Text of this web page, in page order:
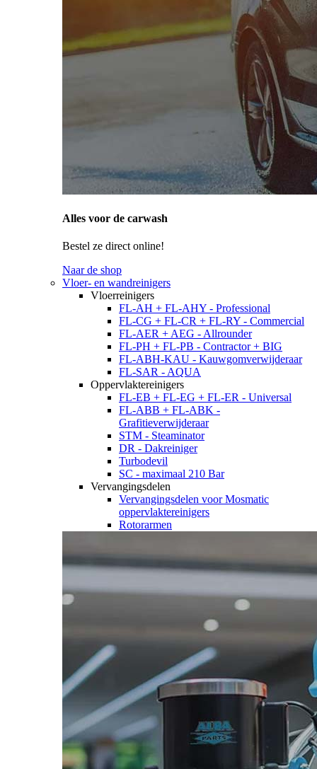
Alles voor de carwash
Bestel ze direct online!
Naar de shop
Vloer- en wandreinigers
Vloerreinigers
FL-AH + FL-AHY - Professional
FL-CG + FL-CR + FL-RY - Commercial
FL-AER + AEG - Allrounder
FL-PH + FL-PB - Contractor + BIG
FL-ABH-KAU - Kauwgomverwijderaar
FL-SAR - AQUA
Oppervlaktereinigers
FL-EB + FL-EG + FL-ER - Universal
FL-ABB + FL-ABK -
Grafitieverwijderaar
STM - Steaminator
DR - Dakreiniger
Turbodevil
SC - maximaal 210 Bar
Vervangingsdelen
Vervangingsdelen voor Mosmatic
oppervlaktereinigers
Rotorarmen